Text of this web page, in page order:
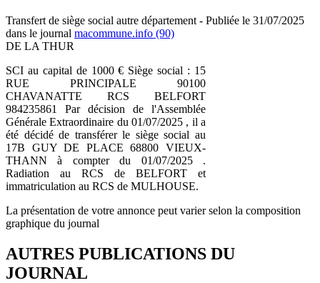
Transfert de siège social autre département - Publiée le 31/07/2025
dans le journal macommune.info (90)
DE LA THUR
SCI au capital de 1000 € Siège social : 15
RUE PRINCIPALE 90100
CHAVANATTE RCS BELFORT
984235861 Par décision de l'Assemblée
Générale Extraordinaire du 01/07/2025 , il a
été décidé de transférer le siège social au
17B GUY DE PLACE 68800 VIEUX-
THANN à compter du 01/07/2025 .
Radiation au RCS de BELFORT et
immatriculation au RCS de MULHOUSE.
La présentation de votre annonce peut varier selon la composition
graphique du journal
AUTRES PUBLICATIONS DU
JOURNAL